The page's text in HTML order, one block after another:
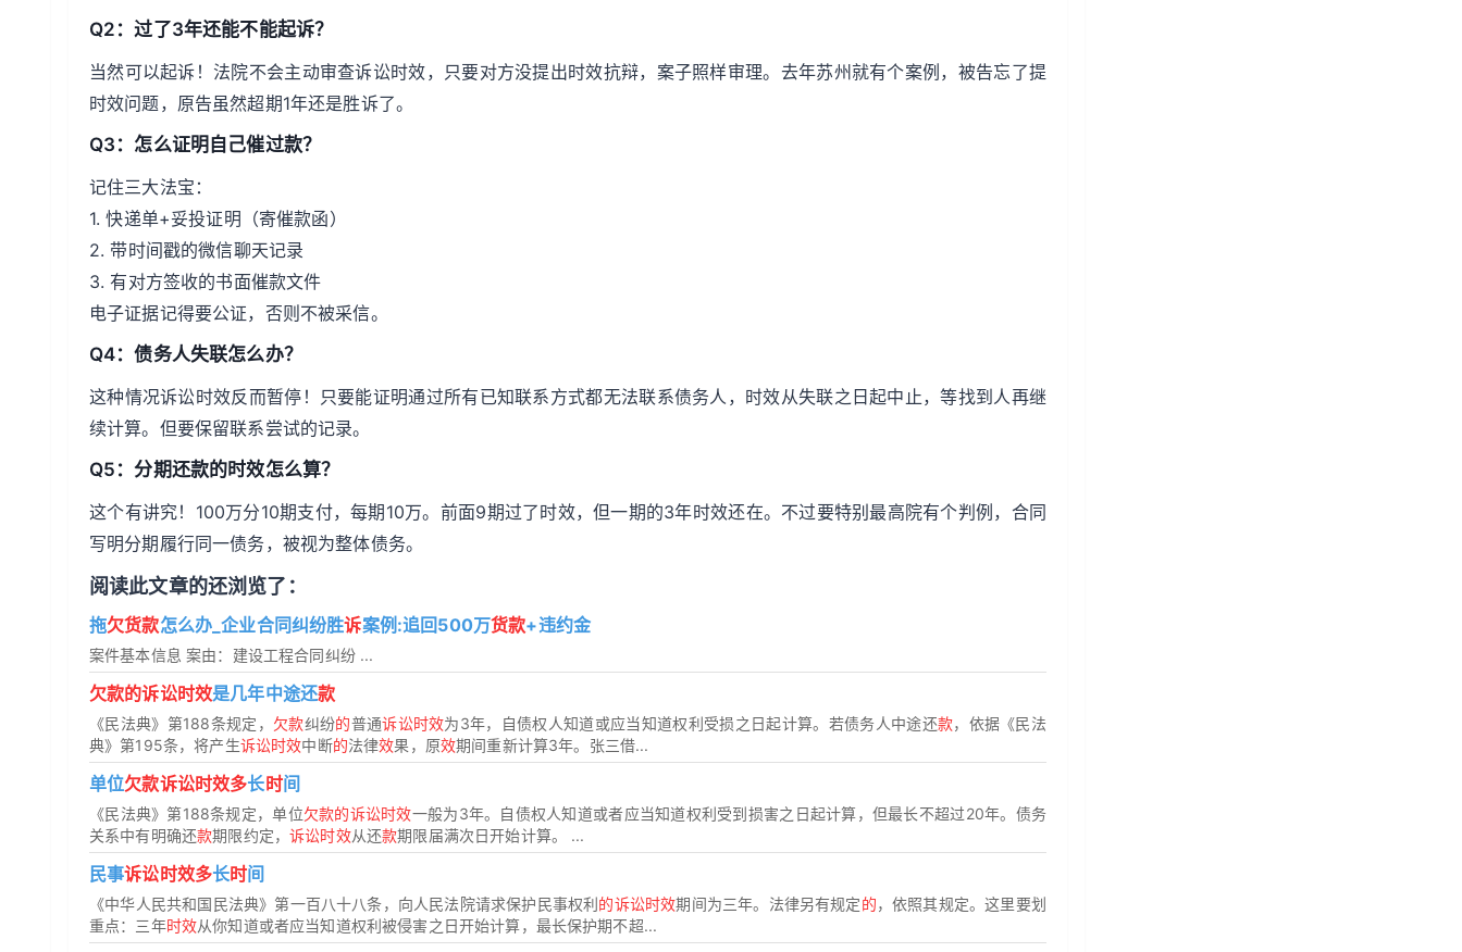
Q2：过了3年还能不能起诉？
当然可以起诉！法院不会主动审查诉讼时效，只要对方没提出时效抗辩，案子照样审理。去年苏州就有个案例，被告忘了提
时效问题，原告虽然超期1年还是胜诉了。
Q3：怎么证明自己催过款？
记住三大法宝：
1. 快递单+妥投证明（寄催款函）
2. 带时间戳的微信聊天记录
3. 有对方签收的书面催款文件
电子证据记得要公证，否则不被采信。
Q4：债务人失联怎么办？
这种情况诉讼时效反而暂停！只要能证明通过所有已知联系方式都无法联系债务人，时效从失联之日起中止，等找到人再继
续计算。但要保留联系尝试的记录。
Q5：分期还款的时效怎么算？
这个有讲究！100万分10期支付，每期10万。前面9期过了时效，但一期的3年时效还在。不过要特别最高院有个判例，合同
写明分期履行同一债务，被视为整体债务。
阅读此文章的还浏览了：
拖欠货款怎么办_企业合同纠纷胜诉案例:追回500万货款+违约金
案件基本信息 案由：建设工程合同纠纷 ...
欠款的诉讼时效是几年中途还款
《民法典》第188条规定， 欠款纠纷的普通诉讼时效为3年，自债权人知道或应当知道权利受损之日起计算。若债务人中途还款，依据《民法
典》第195条，将产生诉讼时效中断的法律效果，原效期间重新计算3年。张三借...
单位欠款诉讼时效多长时间
《民法典》第188条规定，单位欠款的诉讼时效一般为3年。自债权人知道或者应当知道权利受到损害之日起计算，但最长不超过20年。债务
关系中有明确还款期限约定，诉讼时效从还款期限届满次日开始计算。 ...
民事诉讼时效多长时间
《中华人民共和国民法典》第一百八十八条，向人民法院请求保护民事权利的诉讼时效期间为三年。法律另有规定的，依照其规定。这里要划
重点：三年时效从你知道或者应当知道权利被侵害之日开始计算，最长保护期不超...